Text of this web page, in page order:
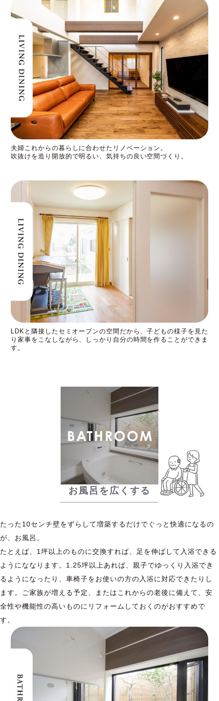
夫婦これからの暮らしに合わせたリノベーション。
吹抜けを造り開放的で明るい、気持ちの良い空間づくり。
LDKと隣接したセミオープンの空間だから、子どもの様子を見た
り家事をこなしながら、しっかり自分の時間を作ることができま
す。
お風呂を広くする
たった10センチ壁をずらして増築するだけでぐっと快適になるの
が、お風呂。
たとえば、1坪以上のものに交換すれば、足を伸ばして入浴できる
ようにななります。1.25坪以上あれば、親子でゆっくり入浴でき
るようになったり、車椅子をお使いの方の入浴に対応できたりし
ます。ご家族が増える予定、またはこれからの老後に備えて、安
全性や機能性の高いものにリフォームしておくのがおすすめで
す。